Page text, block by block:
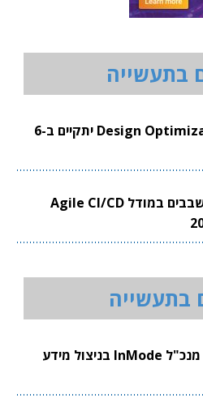
בתעשייה
וובינר סינופסיס ל-Design Optimization יתקיים ב-6
וובינר סינופסיס לתכנון שבבים במודל Agile CI/CD
בתעשייה
קרן Steel מאשימה את מנכ"ל InMode בניצול מידע